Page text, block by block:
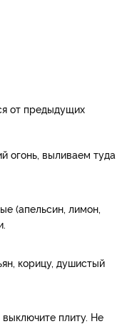
от предыдущих
огонь, выливаем туда
(апельсин, лимон,
корицу, душистый
выключите плиту. Не